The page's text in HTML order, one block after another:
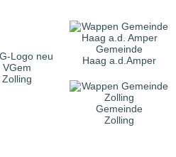
VGem
Zolling
Gemeinde
Haag a.d.Amper
Gemeinde
Zolling